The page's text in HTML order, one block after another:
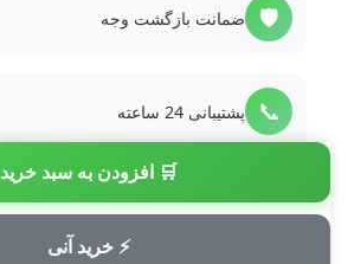
🛒 افزودن به سبد خرید
⚡ خرید آنی
🛡️ ضمانت بازگشت وجه
📞 پشتیبانی 24 ساعته
💳 پرداخت امن